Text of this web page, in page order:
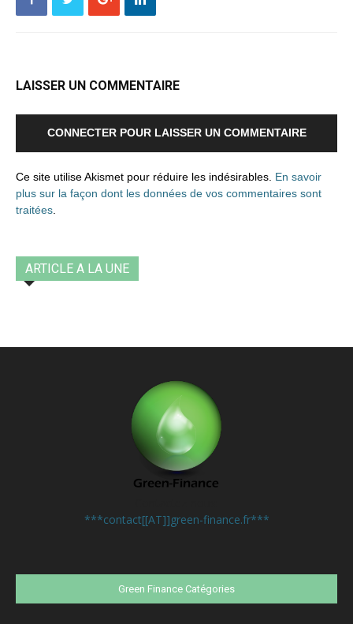
LAISSER UN COMMENTAIRE
CONNECTER POUR LAISSER UN COMMENTAIRE
Ce site utilise Akismet pour réduire les indésirables. En savoir
plus sur la façon dont les données de vos commentaires sont
traitées
ARTICLE A LA UNE
***contact[[AT]]green-finance.fr***
Green Finance Catégories